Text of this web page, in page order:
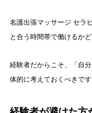
名護出張マッサージ セラ
と合う時間帯で働けるかど
経験者だからこそ、「自
体的に考えておくべきです